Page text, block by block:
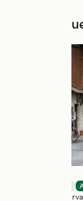
Autres
Roche-lès-